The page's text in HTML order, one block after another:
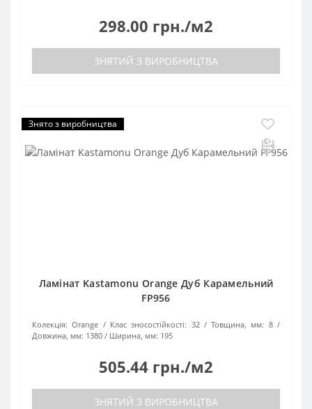
298.00 грн./м2
ЗНЯТИЙ З ВИРОБНИЦТВА
Знято з виробництва
Ламінат Kastamonu Orange Дуб Карамельний
FP956
Колекція: Orange Клас зносостійкості: 32 Товщина, мм: 8
Довжина, мм: 1380 Ширина, мм: 195
505.44 грн./м2
ЗНЯТИЙ З ВИРОБНИЦТВА